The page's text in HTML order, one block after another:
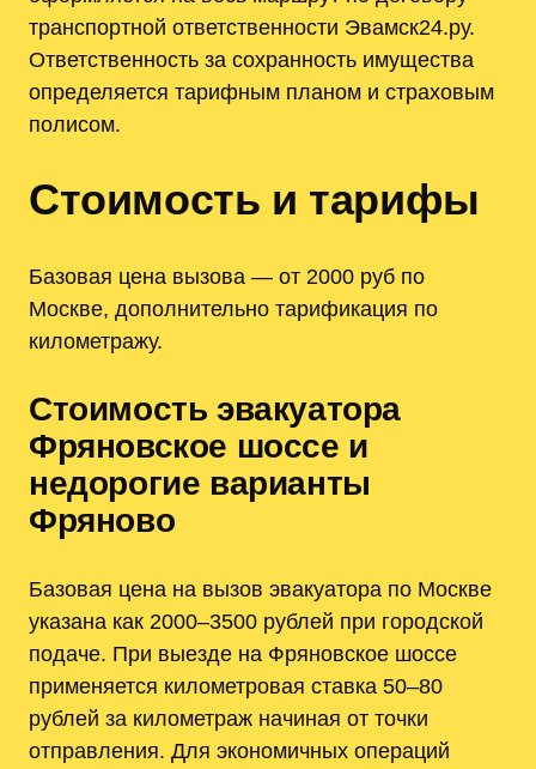
транспортной ответственности Эвамск24.ру.
Ответственность за сохранность имущества
определяется тарифным планом и страховым
полисом.
Стоимость и тарифы
Базовая цена вызова — от 2000 руб по
Москве, дополнительно тарификация по
километражу.
Стоимость эвакуатора
Фряновское шоссе и
недорогие варианты
Фряново
Базовая цена на вызов эвакуатора по Москве
указана как 2000–3500 рублей при городской
подаче. При выезде на Фряновское шоссе
применяется километровая ставка 50–80
рублей за километраж начиная от точки
отправления. Для экономичных операций